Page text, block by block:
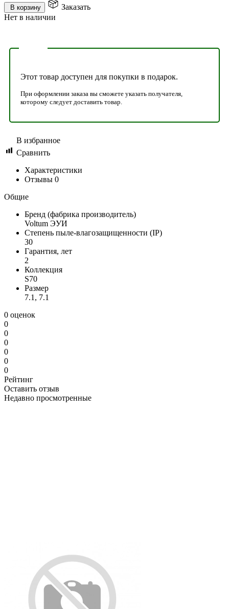
В корзину
Заказать
Нет в наличии
Этот товар доступен для покупки в подарок.
При оформлении заказа вы сможете указать получателя,
которому следует доставить товар.
В избранное
Сравнить
Характеристики
Отзывы 0
Общие
Бренд (фабрика производитель)
Voltum ЭУИ
Степень пыле-влагозащищенности (IP)
30
Гарантия, лет
2
Коллекция
S70
Размер
7.1, 7.1
0 оценок
0
0
0
0
0
0
Рейтинг
Оставить отзыв
Недавно просмотренные